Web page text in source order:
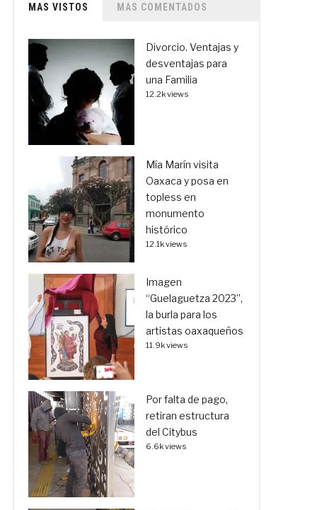
MAS VISTOS MAS COMENTADOS
Divorcio. Ventajas y
desventajas para
una Familia
12.2k views
Mía Marín visita
Oaxaca y posa en
topless en
monumento
histórico
12.1k views
Imagen
“Guelaguetza 2023”,
la burla para los
artistas oaxaqueños
11.9k views
Por falta de pago,
retiran estructura
del Citybus
6.6k views